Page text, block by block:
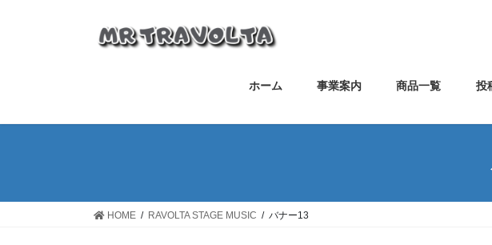
ホーム 事業案内 商品一覧 投
HOME RAVOLTA STAGE MUSIC バナー13